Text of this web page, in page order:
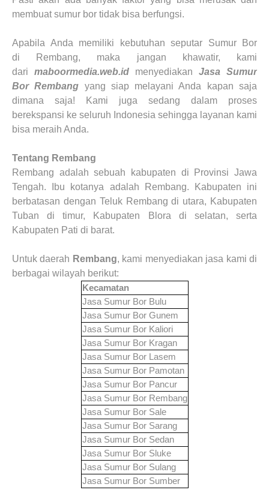
membuat sumur bor tidak bisa berfungsi.
Apabila Anda memiliki kebutuhan seputar Sumur Bor
di
Rembang, maka jangan khawatir, kami
dari maboormedia.web.id menyediakan Jasa Sumur
Bor Rembang yang siap melayani Anda kapan saja
dimana saja! Kami juga sedang dalam proses
berekspansi ke seluruh Indonesia sehingga layanan kami
bisa meraih Anda.
Tentang Rembang
Rembang adalah sebuah kabupaten di Provinsi Jawa
Tengah. Ibu kotanya adalah Rembang. Kabupaten ini
berbatasan dengan Teluk Rembang di utara, Kabupaten
Tuban di timur, Kabupaten Blora di selatan, serta
Kabupaten Pati di barat.
Untuk daerah Rembang, kami menyediakan jasa kami di
berbagai wilayah berikut:
Kecamatan
Jasa Sumur Bor Bulu
Jasa Sumur Bor Gunem
Jasa Sumur Bor Kaliori
Jasa Sumur Bor Kragan
Jasa Sumur Bor
Lasem
Jasa Sumur Bor Pamotan
Jasa Sumur Bor Pancur
Jasa Sumur Bor Rembang
Jasa Sumur Bor Sale
Jasa Sumur Bor Sarang
Jasa Sumur Bor Sedan
Jasa Sumur Bor Sluke
Jasa Sumur Bor Sulang
Jasa Sumur Bor Sumber